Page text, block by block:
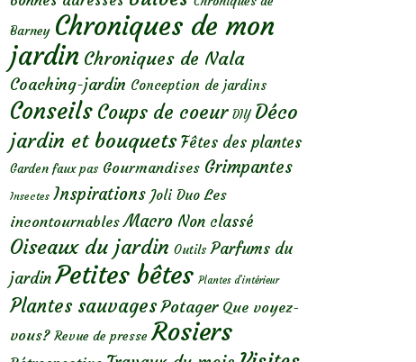
Barney Chroniques de mon
jardin Chroniques de Nala
Coaching-jardin Conception de jardins
Conseils Coups de coeur DIY Déco
jardin et bouquets Fêtes des plantes
Garden faux pas Gourmandises Grimpantes
Insectes Inspirations Joli Duo Les
incontournables Macro Non classé
Oiseaux du jardin Outils Parfums du
jardin Petites bêtes Plantes d’intérieur
Plantes sauvages Potager Que voyez-
vous? Revue de presse Rosiers